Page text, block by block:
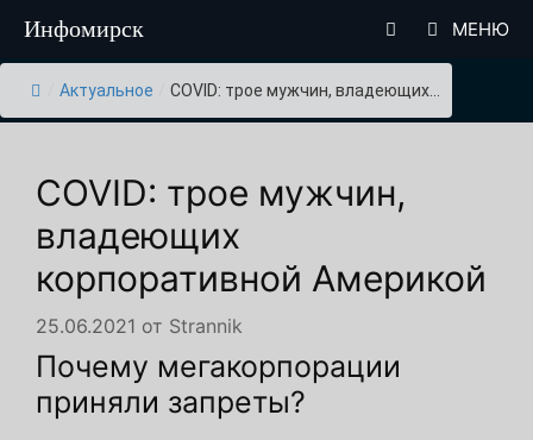
содержимому
Инфомирск МЕНЮ
Актуальное COVID: трое мужчин, владеющих...
COVID: трое мужчин,
владеющих
корпоративной Америкой
25.06.2021 от Strannik
Почему мегакорпорации
приняли запреты?